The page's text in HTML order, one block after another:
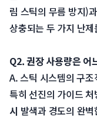
림 스틱의 무름 방지)
상충되는 두 가지 난
Q2. 권장 사용량은 어
A. 스틱 시스템의 구조
특히 선진의 가이드 처
시 발색과 경도의 완